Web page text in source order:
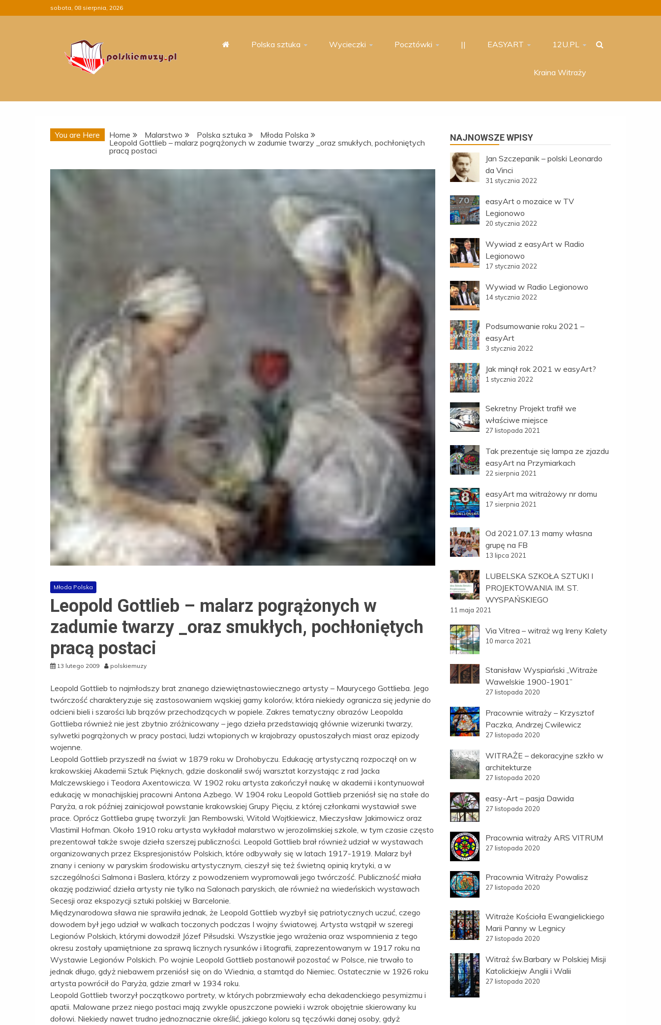
to
sobota, 08 sierpnia, 2026
Polska sztuka Wycieczki Pocztówki || EASYART 12U.PL
Kraina Witraży
You are Here Home Malarstwo Polska sztuka
Młoda Polska
Leopold Gottlieb – malarz pogrążonych w zadumie twarzy _oraz smukłych, pochłoniętych
pracą postaci
Młoda Polska
Leopold Gottlieb – malarz pogrążonych w
zadumie twarzy _oraz smukłych, pochłoniętych
pracą postaci
13 lutego 2009 polskiemuzy
Leopold Gottlieb to najmłodszy brat znanego dziewiętnastowiecznego artysty – Maurycego Gottlieba. Jego
twórczość charakteryzuje się zastosowaniem wąskiej gamy kolorów, która niekiedy ogranicza się jedynie do
odcieni bieli i szarości lub brązów przechodzących w popiele. Zakres tematyczny obrazów Leopolda
Gottlieba również nie jest zbytnio zróżnicowany – jego dzieła przedstawiają głównie wizerunki twarzy,
sylwetki pogrążonych w pracy postaci, ludzi wtopionych w krajobrazy opustoszałych miast oraz epizody
wojenne.
Leopold Gottlieb przyszedł na świat w 1879 roku w Drohobyczu. Edukację artystyczną rozpoczął on w
krakowskiej Akademii Sztuk Pięknych, gdzie doskonalił swój warsztat korzystając z rad Jacka
Malczewskiego i Teodora Axentowicza. W 1902 roku artysta zakończył naukę w akademii i kontynuował
edukację w monachijskiej pracowni Antona Azbego. W 1904 roku Leopold Gottlieb przeniósł się na stałe do
Paryża, a rok później zainicjował powstanie krakowskiej Grupy Pięciu, z której członkami wystawiał swe
prace. Oprócz Gottlieba grupę tworzyli: Jan Rembowski, Witold Wojtkiewicz, Mieczysław Jakimowicz oraz
Vlastimil Hofman. Około 1910 roku artysta wykładał malarstwo w jerozolimskiej szkole, w tym czasie często
prezentował także swoje dzieła szerszej publiczności. Leopold Gottlieb brał również udział w wystawach
organizowanych przez Ekspresjonistów Polskich, które odbywały się w latach 1917-1919. Malarz był
znany i ceniony w paryskim środowisku artystycznym, cieszył się też świetną opinią krytyki, a w
szczególności Salmona i Baslera, którzy z powodzeniem wypromowali jego twórczość. Publiczność miała
okazję podziwiać dzieła artysty nie tylko na Salonach paryskich, ale również na wiedeńskich wystawach
Secesji oraz ekspozycji sztuki polskiej w Barcelonie.
Międzynarodowa sława nie sprawiła jednak, że Leopold Gottlieb wyzbył się patriotycznych uczuć, czego
dowodem był jego udział w walkach toczonych podczas I wojny światowej. Artysta wstąpił w szeregi
Legionów Polskich, którymi dowodził Józef Piłsudski. Wszystkie jego wrażenia oraz wspomnienia z tego
okresu zostały upamiętnione za sprawą licznych rysunków i litografii, zaprezentowanym w 1917 roku na
Wystawie Legionów Polskich. Po wojnie Leopold Gottlieb postanowił pozostać w Polsce, nie trwało to
jednak długo, gdyż niebawem przeniósł się on do Wiednia, a stamtąd do Niemiec. Ostatecznie w 1926 roku
artysta powrócił do Paryża, gdzie zmarł w 1934 roku.
Leopold Gottlieb tworzył początkowo portrety, w których pobrzmiewały echa dekadenckiego pesymizmu i
apatii. Malowane przez niego postaci mają zwykle opuszczone powieki i wzrok obojętnie skierowany ku
dołowi. Niekiedy nawet trudno jednoznacznie określić, jakiego koloru są tęczówki danej osoby, gdyż
NAJNOWSZE WPISY
Jan Szczepanik – polski Leonardo
da Vinci
31 stycznia 2022
easyArt o mozaice w TV
Legionowo
20 stycznia 2022
Wywiad z easyArt w Radio
Legionowo
17 stycznia 2022
Wywiad w Radio Legionowo
14 stycznia 2022
Podsumowanie roku 2021 –
easyArt
3 stycznia 2022
Jak minął rok 2021 w easyArt?
1 stycznia 2022
Sekretny Projekt trafił we
właściwe miejsce
27 listopada 2021
Tak prezentuje się lampa ze zjazdu
easyArt na Przymiarkach
22 sierpnia 2021
easyArt ma witrażowy nr domu
17 sierpnia 2021
Od 2021.07.13 mamy własna
grupę na FB
13 lipca 2021
LUBELSKA SZKOŁA SZTUKI I
PROJEKTOWANIA IM. ST.
WYSPAŃSKIEGO
11 maja 2021
Via Vitrea – witraż wg Ireny Kalety
10 marca 2021
Stanisław Wyspiański „Witraże
Wawelskie 1900-1901”
27 listopada 2020
Pracownie witraży – Krzysztof
Paczka, Andrzej Cwilewicz
27 listopada 2020
WITRAŻE – dekoracyjne szkło w
architekturze
27 listopada 2020
easy-Art – pasja Dawida
27 listopada 2020
Pracownia witraży ARS VITRUM
27 listopada 2020
Pracownia Witraży Powalisz
27 listopada 2020
Witraże Kościoła Ewangielickiego
Marii Panny w Legnicy
27 listopada 2020
Witraż św.Barbary w Polskiej Misji
Katolickiejw Anglii i Walii
27 listopada 2020